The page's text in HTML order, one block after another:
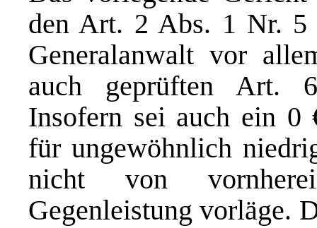
den Art. 2 Abs. 1 Nr. 5
Generalanwalt vor
auch geprüften Art.
Insofern sei auch ein 0
für ungewöhnlich
nicht von
Gegenleistung vorläge.